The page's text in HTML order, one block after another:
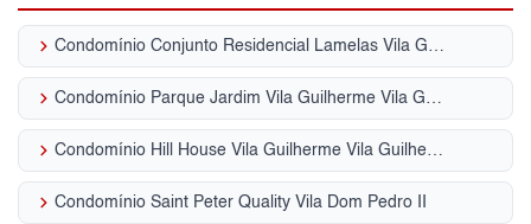
keyboard_arrow_right Condomínio Conjunto Residencial Lamelas Vila Guilherme
keyboard_arrow_right Condomínio Parque Jardim Vila Guilherme Vila Guilherme
keyboard_arrow_right Condomínio Hill House Vila Guilherme Vila Guilherme
keyboard_arrow_right Condomínio Saint Peter Quality Vila Dom Pedro II